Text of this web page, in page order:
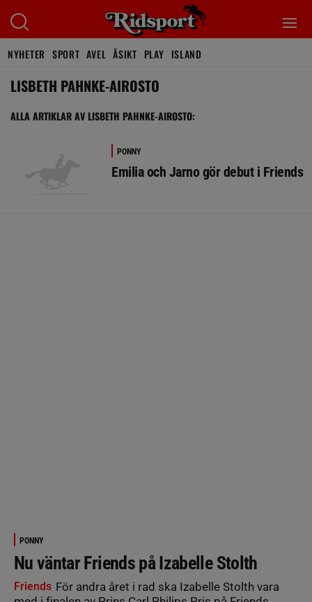
NYHETER SPORT AVEL ÅSIKT PLAY ISLAND
LISBETH PAHNKE-AIROSTO
ALLA ARTIKLAR AV LISBETH PAHNKE-AIROSTO:
PONNY
Emilia och Jarno gör debut i Friends
PONNY
Nu väntar Friends på Izabelle Stolth
Friends För andra året i rad ska Izabelle Stolth vara